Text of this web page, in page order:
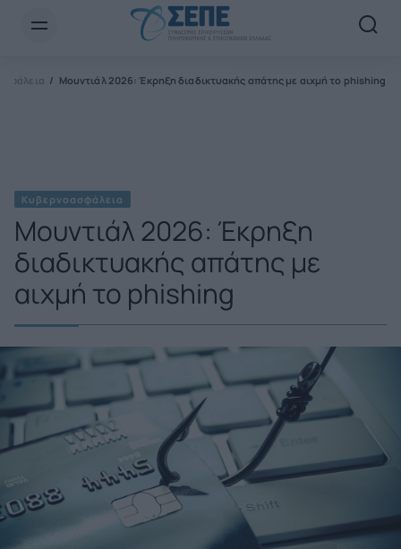
Μουντιάλ 2026: Έκρηξη διαδικτυακής απάτης με αιχμή το phishing
Κυβερνοασφάλεια
Μουντιάλ 2026: Έκρηξη
διαδικτυακής απάτης με
αιχμή το phishing
Newsletter Email*